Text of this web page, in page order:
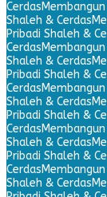
Cerdas
Shaleh & Cerdas
Pribadi Shaleh &
Cerdas
Shaleh & Cerdas
Pribadi Shaleh &
Cerdas
Shaleh & Cerdas
Pribadi Shaleh &
Cerdas
Shaleh & Cerdas
Pribadi Shaleh &
Cerdas
Shaleh & Cerdas